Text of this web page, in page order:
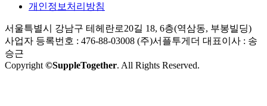
개인정보처리방침
서울특별시 강남구 테헤란로20길 18, 6층(역삼동, 부봉빌딩)
사업자 등록번호 : 476-88-03008 (주)서플투게더 대표이사 : 송
승근
Copyright ©SuppleTogether. All Rights Reserved.